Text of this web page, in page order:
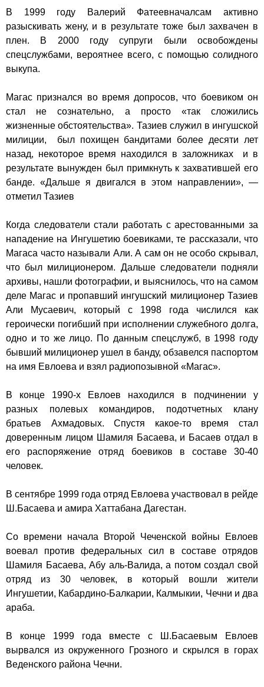
В 1999 году Валерий Фатеевначалсам активно
разыскивать жену, и в результате тоже был захвачен в
плен. В 2000 году супруги были освобождены
спецслужбами, вероятнее всего, с помощью солидного
выкупа.
Магас признался во время допросов, что боевиком он
стал не сознательно, а просто «так сложились
жизненные обстоятельства». Тазиев служил в ингушской
милиции, был похищен бандитами более десяти лет
назад, некоторое время находился в заложниках и в
результате вынужден был примкнуть к захватившей его
банде. «Дальше я двигался в этом направлении», —
отметил Тазиев
Когда следователи стали работать с арестованными за
нападение на Ингушетию боевиками, те рассказали, что
Магаса часто называли Али. А сам он не особо скрывал,
что был милиционером. Дальше следователи подняли
архивы, нашли фотографии, и выяснилось, что на самом
деле Магас и пропавший ингушский милиционер Тазиев
Али Мусаевич, который с 1998 года числился как
героически погибший при исполнении служебного долга,
одно и то же лицо. По данным спецслужб, в 1998 году
бывший милиционер ушел в банду, обзавелся паспортом
на имя Евлоева и взял радиопозывной «Магас».
В конце 1990-х Евлоев находился в подчинении у
разных полевых командиров, подотчетных клану
братьев Ахмадовых. Спустя какое-то время стал
доверенным лицом Шамиля Басаева, и Басаев отдал в
его распоряжение отряд боевиков в составе 30-40
человек.
В сентябре 1999 года отряд Евлоева участвовал в рейде
Ш.Басаева и амира Хаттабана Дагестан.
Со времени начала Второй Чеченской войны Евлоев
воевал против федеральных сил в составе отрядов
Шамиля Басаева, Абу аль-Валида, а потом создал свой
отряд из 30 человек, в который вошли жители
Ингушетии, Кабардино-Балкарии, Калмыкии, Чечни и два
араба.
В конце 1999 года вместе с Ш.Басаевым Евлоев
вырвался из окруженного Грозного и скрылся в горах
Веденского района Чечни.